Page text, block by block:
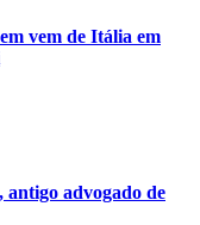
vem de Itália em
advogado de